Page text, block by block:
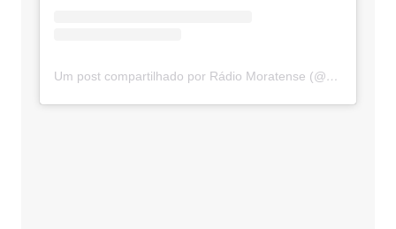
Um post compartilhado por Rádio Moratense (@radio_moratense)